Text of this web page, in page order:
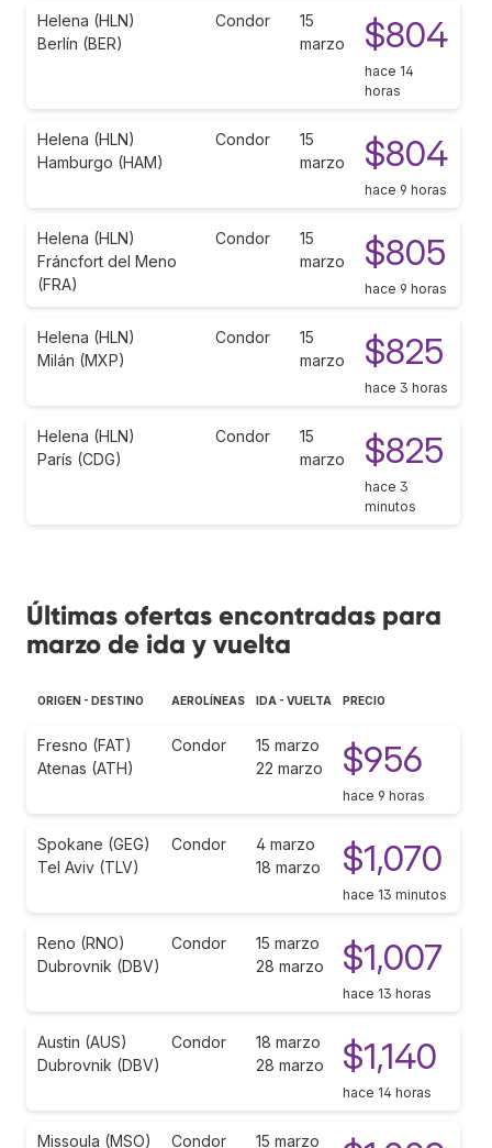
Helena (HLN)
Berlín (BER)
Condor
15
marzo
$804
hace 14
horas
Helena (HLN)
Hamburgo (HAM)
Condor
15
marzo
$804
hace 9 horas
Helena (HLN)
Fráncfort del Meno
(FRA)
Condor
15
marzo
$805
hace 9 horas
Helena (HLN)
Milán (MXP)
Condor
15
marzo
$825
hace 3 horas
Helena (HLN)
París (CDG)
Condor
15
marzo
$825
hace 3
minutos
Últimas ofertas encontradas para
marzo de ida y vuelta
ORIGEN - DESTINO AEROLÍNEAS IDA - VUELTA PRECIO
Fresno (FAT)
Atenas (ATH)
Condor
15 marzo
22 marzo
$956
hace 9 horas
Spokane (GEG)
Tel Aviv (TLV)
Condor
4 marzo
18 marzo
$1,070
hace 13 minutos
Reno (RNO)
Dubrovnik (DBV)
Condor
15 marzo
28 marzo
$1,007
hace 13 horas
Austin (AUS)
Dubrovnik (DBV)
Condor
18 marzo
28 marzo
$1,140
hace 14 horas
Missoula (MSO) Condor 15 marzo